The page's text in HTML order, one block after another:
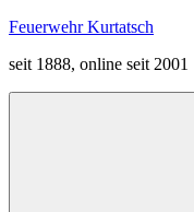
Zum
springen
Feuerwehr Kurtatsch
seit 1888, online seit 2001